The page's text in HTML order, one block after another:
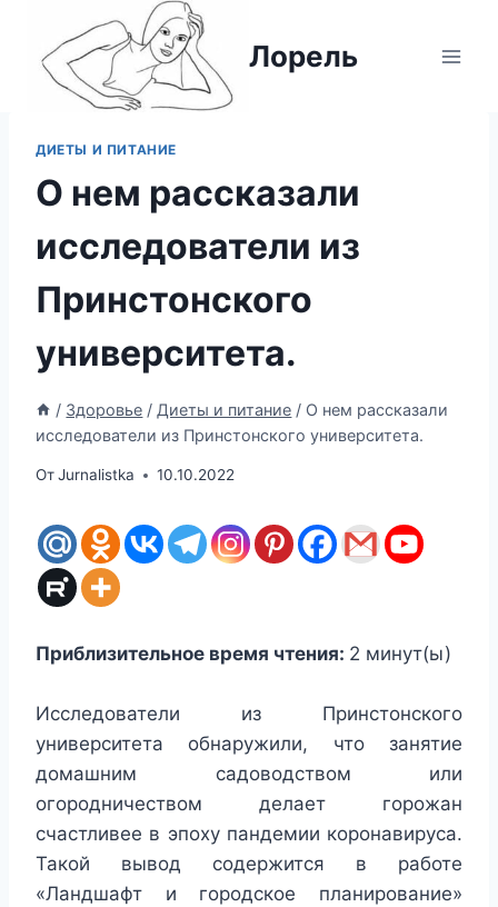
содержимому
Лорель
ДИЕТЫ И ПИТАНИЕ
О нем рассказали
исследователи из
Принстонского
университета.
/ Здоровье / Диеты и питание / О нем рассказали
исследователи из Принстонского университета.
ОтJurnalistka 10.10.2022
Приблизительное время чтения: 2 минут(ы)
Исследователи из Принстонского
университета обнаружили, что занятие
домашним садоводством или
огородничеством делает горожан
счастливее в эпоху пандемии коронавируса.
Такой вывод содержится в работе
«Ландшафт и городское планирование»